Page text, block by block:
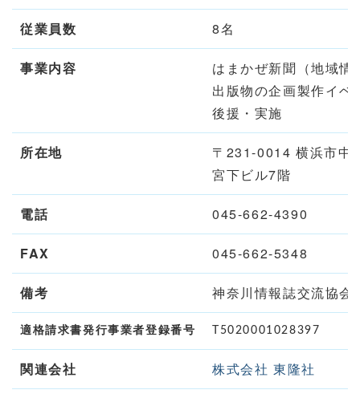
従業員数 8名
事業内容
はまかぜ新聞（地域情
出版物の企画製作イベ
後援・実施
所在地
〒231-0014 横浜市中
宮下ビル7階
電話 045-662-4390
FAX 045-662-5348
備考 神奈川情報誌交流協会
適格請求書発行事業者登録番号 T5020001028397
関連会社 株式会社 東隆社